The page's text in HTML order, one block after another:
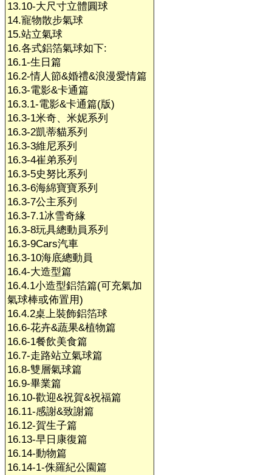
13.10-大尺寸立體圓球
14.寵物散步氣球
15.站立氣球
16.各式鋁箔氣球如下:
16.1-生日篇
16.2-情人節&婚禮&浪漫愛情篇
16.3-電影&卡通篇
16.3.1-電影&卡通篇(版)
16.3-1米奇、米妮系列
16.3-2凱蒂貓系列
16.3-3維尼系列
16.3-4崔弟系列
16.3-5史努比系列
16.3-6海綿寶寶系列
16.3-7公主系列
16.3-7.1冰雪奇緣
16.3-8玩具總動員系列
16.3-9Cars汽車
16.3-10海底總動員
16.4-大造型篇
16.4.1小造型鋁箔篇(可充氣加
氣球棒或佈置用)
16.4.2桌上裝飾鋁箔球
16.6-花卉&蔬果&植物篇
16.6-1餐飲美食篇
16.7-走路站立氣球篇
16.8-雙層氣球篇
16.9-畢業篇
16.10-歡迎&祝賀&祝福篇
16.11-感謝&致謝篇
16.12-賀生子篇
16.13-早日康復篇
16.14-動物篇
16.14-1-侏羅紀公園篇